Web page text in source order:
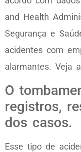
and Health
Segurança e
acidentes com
alarmantes. Veja
O
registros,
dos casos.
Esse tipo de